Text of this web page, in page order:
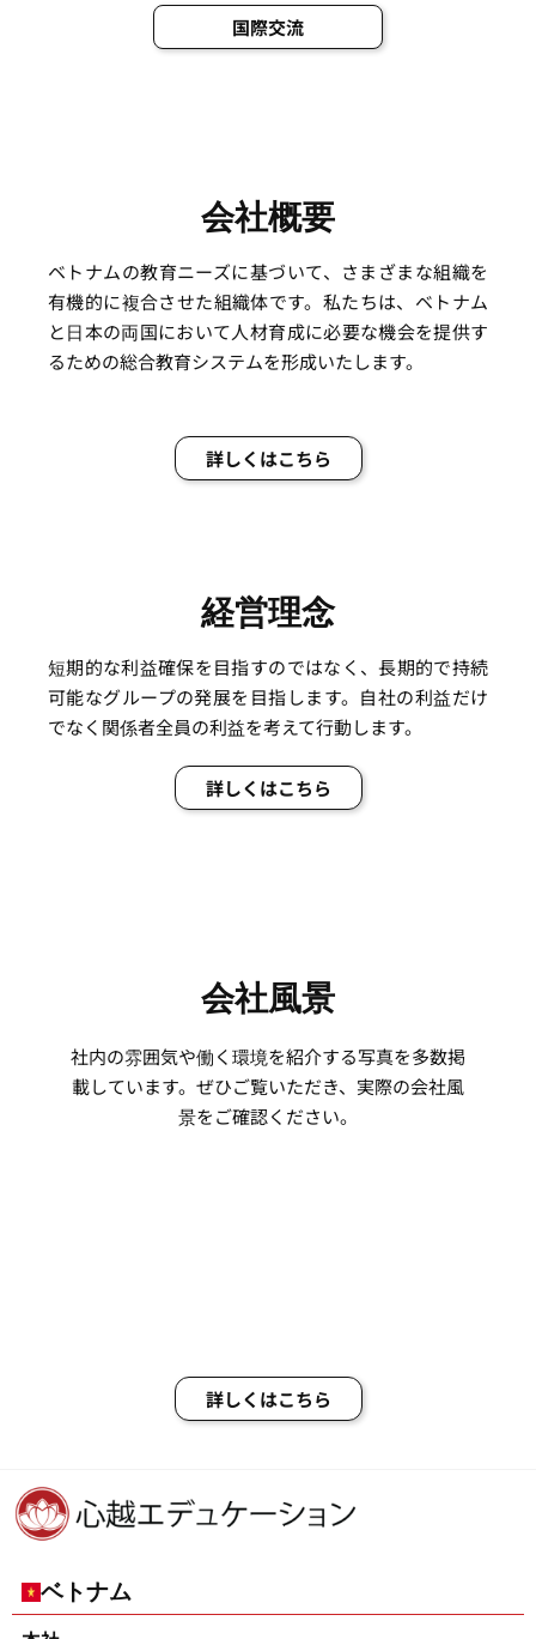
国際交流
会社概要
ベトナムの教育ニーズに基づいて、さまざまな組織を
有機的に複合させた組織体です。私たちは、ベトナム
と日本の両国において人材育成に必要な機会を提供す
るための総合教育システムを形成いたします。
詳しくはこちら
経営理念
短期的な利益確保を目指すのではなく、長期的で持続
可能なグループの発展を目指します。自社の利益だけ
でなく関係者全員の利益を考えて行動します。
詳しくはこちら
会社風景
社内の雰囲気や働く環境を紹介する写真を多数掲
載しています。ぜひご覧いただき、実際の会社風
景をご確認ください。
詳しくはこちら
ベトナム